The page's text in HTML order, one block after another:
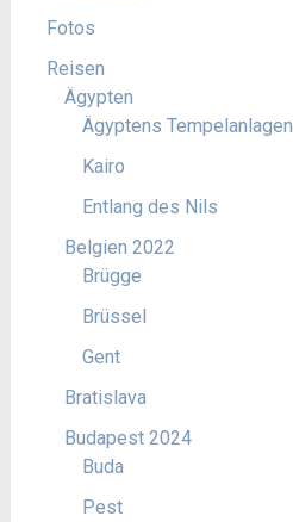
Fotos
Reisen
Ägypten
Ägyptens Tempelanlagen
Kairo
Entlang des Nils
Belgien 2022
Brügge
Brüssel
Gent
Bratislava
Budapest 2024
Buda
Pest